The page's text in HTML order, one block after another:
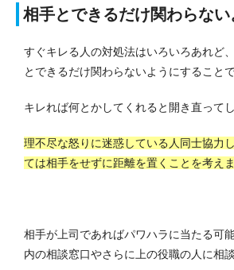
相手とできるだけ関わらな
すぐキレる人の対処法はいろいろあれど
とできるだけ関わらないようにすることで
キレれば何とかしてくれると開き直って
理不尽な怒りに迷惑している人同士協力
ては相手をせずに距離を置くことを考え
相手が上司であればパワハラに当たる可
内の相談窓口やさらに上の役職の人に相